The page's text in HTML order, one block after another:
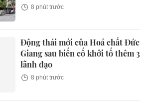
8 phút trước
Động thái mới của Hoá chất Đức
Giang sau biến cố khởi tố thêm 3
lãnh đạo
8 phút trước